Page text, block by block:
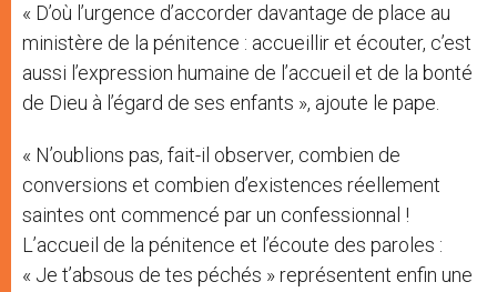
« D’où l’urgence d’accorder davantage de place au
ministère de la pénitence : accueillir et écouter, c’est
aussi l’expression humaine de l’accueil et de la bonté
de Dieu à l’égard de ses enfants », ajoute le pape.
« N’oublions pas, fait-il observer, combien de
conversions et combien d’existences réellement
saintes ont commencé par un confessionnal !
L’accueil de la pénitence et l’écoute des paroles :
« Je t’absous de tes péchés » représentent enfin une